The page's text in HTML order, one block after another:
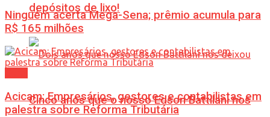
depósitos de lixo!
Cinco anos que o nosso Edson Battilani nos
Ninguém acerta Mega-Sena; prêmio acumula para
R$ 165 milhões
Acicam: Empresários, gestores e contabilistas em
palestra sobre Reforma Tributária